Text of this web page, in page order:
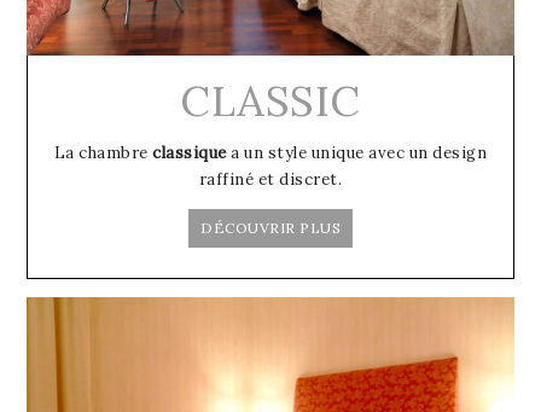
CLASSIC
La chambreclassiquea un style unique avec un design
raffiné et discret.
DÉCOUVRIR PLUS